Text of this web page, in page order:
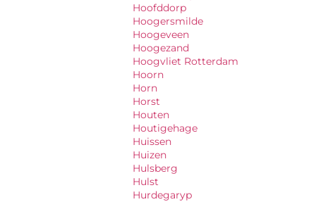
Hoofddorp
Hoogersmilde
Hoogeveen
Hoogezand
Hoogvliet Rotterdam
Hoorn
Horn
Horst
Houten
Houtigehage
Huissen
Huizen
Hulsberg
Hulst
Hurdegaryp